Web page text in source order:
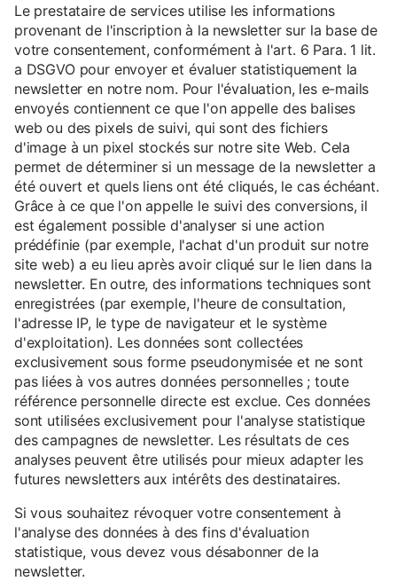
Le prestataire de services utilise les informations
provenant de l'inscription à la newsletter sur la base de
votre consentement, conformément à l'art. 6 Para. 1 lit.
a DSGVO pour envoyer et évaluer statistiquement la
newsletter en notre nom. Pour l'évaluation, les e-mails
envoyés contiennent ce que l'on appelle des balises
web ou des pixels de suivi, qui sont des fichiers
d'image à un pixel stockés sur notre site Web. Cela
permet de déterminer si un message de la newsletter a
été ouvert et quels liens ont été cliqués, le cas échéant.
Grâce à ce que l'on appelle le suivi des conversions, il
est également possible d'analyser si une action
prédéfinie (par exemple, l'achat d'un produit sur notre
site web) a eu lieu après avoir cliqué sur le lien dans la
newsletter. En outre, des informations techniques sont
enregistrées (par exemple, l'heure de consultation,
l'adresse IP, le type de navigateur et le système
d'exploitation). Les données sont collectées
exclusivement sous forme pseudonymisée et ne sont
pas liées à vos autres données personnelles ; toute
référence personnelle directe est exclue. Ces données
sont utilisées exclusivement pour l'analyse statistique
des campagnes de newsletter. Les résultats de ces
analyses peuvent être utilisés pour mieux adapter les
futures newsletters aux intérêts des destinataires.
Si vous souhaitez révoquer votre consentement à
l'analyse des données à des fins d'évaluation
statistique, vous devez vous désabonner de la
newsletter.